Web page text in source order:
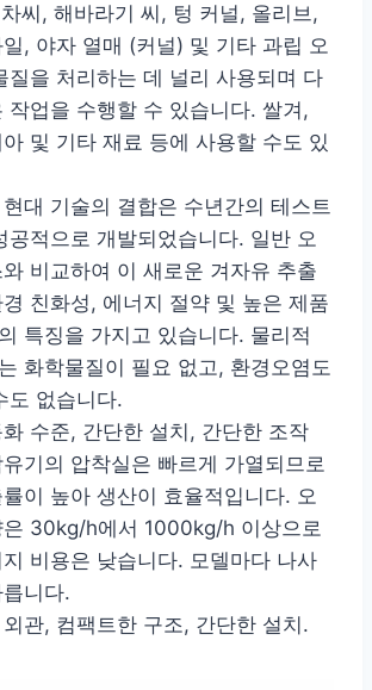
씨, 해바라기 씨, 텅 커널, 올리브,
, 야자 열매 (커널) 및 기타 과립 오
질을 처리하는 데 널리 사용되며 다
작업을 수행할 수 있습니다. 쌀겨,
및 기타 재료 등에 사용할 수도 있
대 기술의 결합은 수년간의 테스트
공적으로 개발되었습니다. 일반 오
비교하여 이 새로운 겨자유 추출
친화성, 에너지 절약 및 높은 제품
특징을 가지고 있습니다. 물리적
화학물질이 필요 없고, 환경오염도
도 없습니다.
수준, 간단한 설치, 간단한 조작
기의 압착실은 빠르게 가열되므로
이 높아 생산이 효율적입니다. 오
은 30kg/h에서 1000kg/h 이상으로
비용은 낮습니다. 모델마다 나사
니다.
관, 컴팩트한 구조, 간단한 설치.